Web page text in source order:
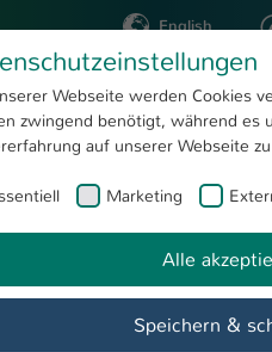
English
Webseite werden Cookies
zwingend benötigt, während es
auf unserer Webseite
Marketing
Alle
Speichern &